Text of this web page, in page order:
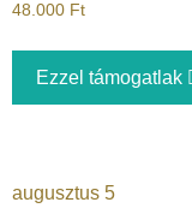
48.000 Ft
Ezzel támogatlak
augusztus 5